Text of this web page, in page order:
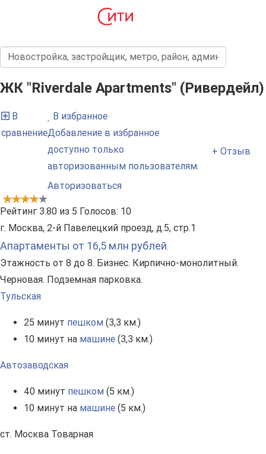
ЖК "Riverdale Apartments" (Ривердейл)
В
сравнение
В избранное
Добавление в избранное
доступно только
авторизованным пользователям.
Авторизоваться
+ Отзыв
Рейтинг 3.80 из 5 Голосов: 10
г. Москва, 2-й Павелецкий проезд, д.5, стр.1
Апартаменты от 16,5 млн рублей.
Этажность от 8 до 8. Бизнес. Кирпично-монолитный.
Черновая. Подземная парковка.
Тульская
25 минут пешком (3,3 км.)
10 минут на машине (3,3 км.)
Автозаводская
40 минут пешком (5 км.)
10 минут на машине (5 км.)
ст. Москва Товарная